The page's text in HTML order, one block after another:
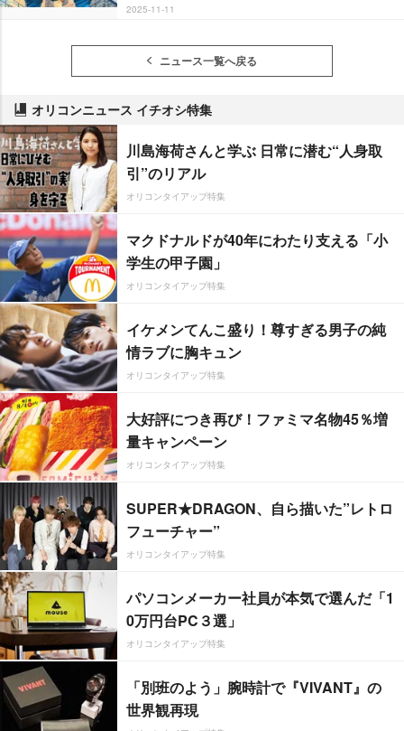
2025-11-11
ニュース一覧へ戻る
オリコンニュース イチオシ特集
川島海荷さんと学ぶ 日常に潜む“人身取
引”のリアル
オリコンタイアップ特集
マクドナルドが40年にわたり支える「小
学生の甲子園」
オリコンタイアップ特集
イケメンてんこ盛り！尊すぎる男子の純
情ラブに胸キュン
オリコンタイアップ特集
大好評につき再び！ファミマ名物45％増
量キャンペーン
オリコンタイアップ特集
SUPER★DRAGON、自ら描いた”レトロ
フューチャー”
オリコンタイアップ特集
パソコンメーカー社員が本気で選んだ「1
0万円台PC３選」
オリコンタイアップ特集
「別班のよう」腕時計で『VIVANT』の
世界観再現